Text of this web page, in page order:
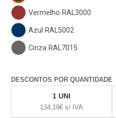
Vermelho RAL3000
Azul RAL5002
Cinza RAL7015
DESCONTOS POR QUANTIDADE
1 UNI
134,19€ s/ IVA